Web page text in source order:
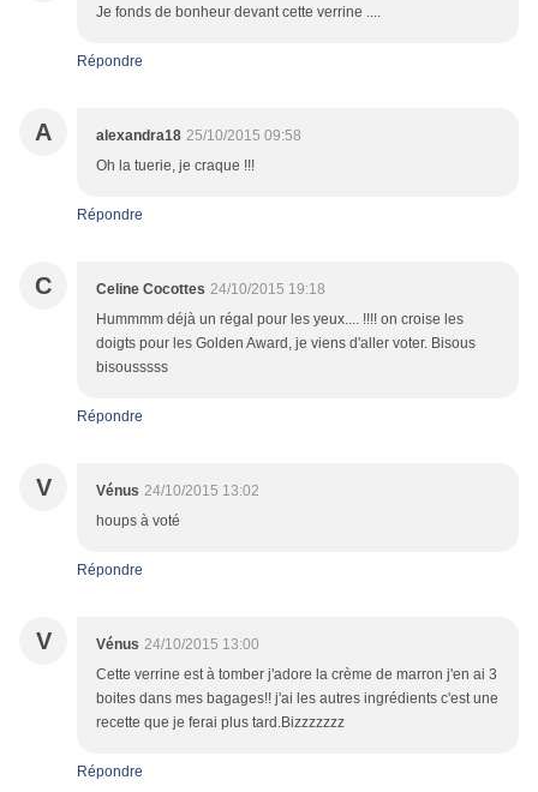
Je fonds de bonheur devant cette verrine ....
Répondre
A alexandra18 25/10/2015 09:58
Oh la tuerie, je craque !!!
Répondre
C Celine Cocottes 24/10/2015 19:18
Hummmm déjà un régal pour les yeux.... !!!! on croise les
doigts pour les Golden Award, je viens d'aller voter. Bisous
bisousssss
Répondre
V Vénus 24/10/2015 13:02
houps à voté
Répondre
V Vénus 24/10/2015 13:00
Cette verrine est à tomber j'adore la crème de marron j'en ai 3
boites dans mes bagages!! j'ai les autres ingrédients c'est une
recette que je ferai plus tard.Bizzzzzzz
Répondre